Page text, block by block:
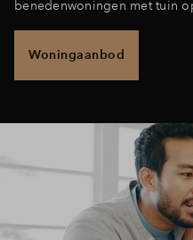
benedenwoningen met tuin
Woningaanbod